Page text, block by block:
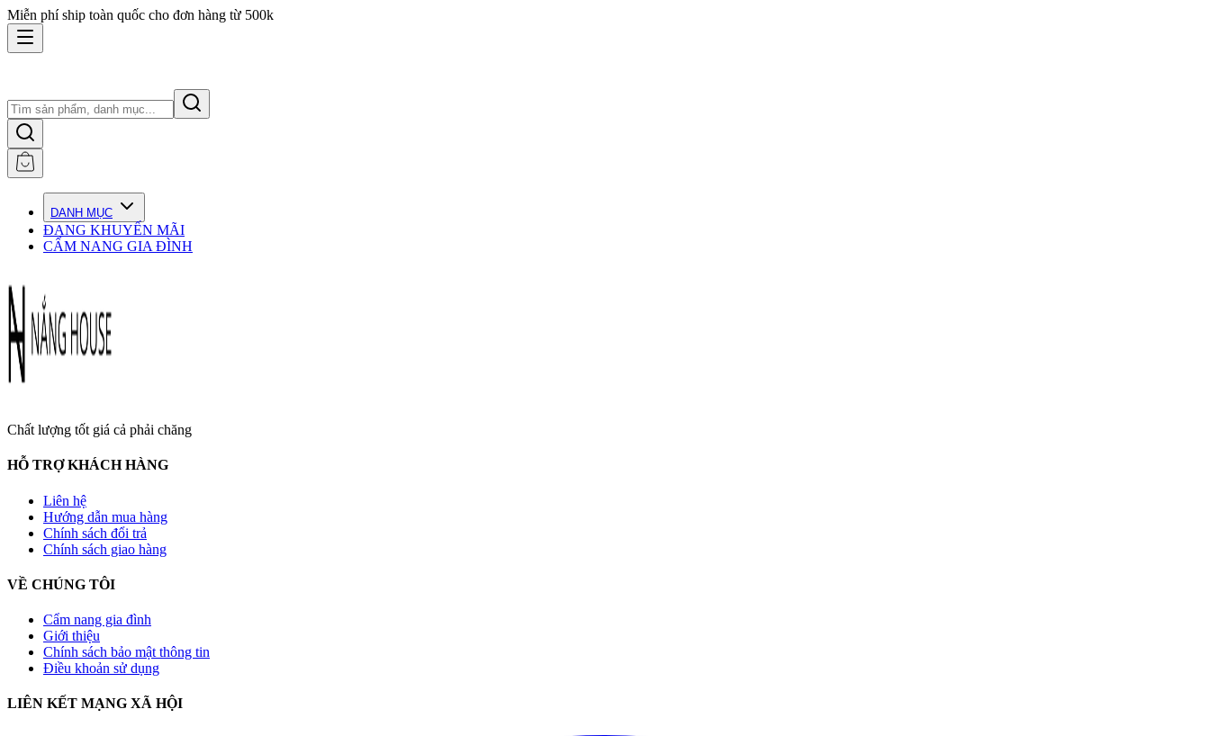
Miễn phí ship toàn quốc cho đơn hàng từ 500k
DANH MỤC
ĐANG KHUYẾN MÃI
CẨM NANG GIA ĐÌNH
Chất lượng tốt giá cả phải chăng
HỖ TRỢ KHÁCH HÀNG
Liên hệ
Hướng dẫn mua hàng
Chính sách đổi trả
Chính sách giao hàng
VỀ CHÚNG TÔI
Cẩm nang gia đình
Giới thiệu
Chính sách bảo mật thông tin
Điều khoản sử dụng
LIÊN KẾT MẠNG XÃ HỘI